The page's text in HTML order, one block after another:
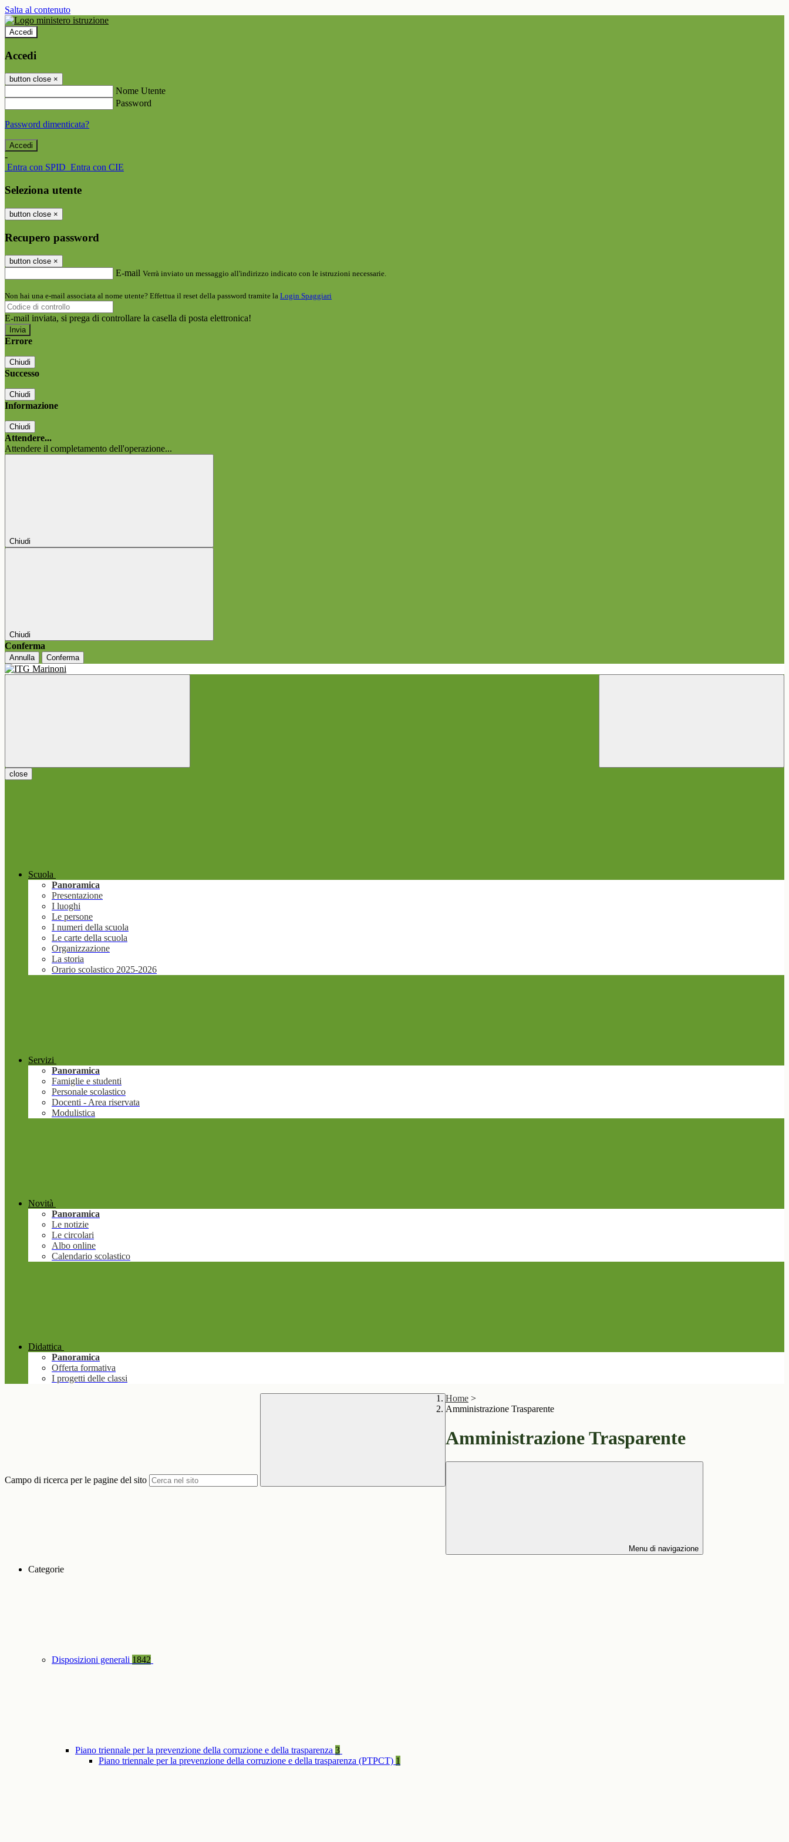
Salta al contenuto
Accedi
Accedi
button close ×
Nome Utente
Password
Password dimenticata?
-
Entra con SPID Entra con CIE
Seleziona utente
button close ×
Recupero password
button close ×
E-mail Verrà inviato un messaggio all'indirizzo indicato con le istruzioni necessarie.
Non hai una e-mail associata al nome utente? Effettua il reset della password tramite la Login Spaggiari
E-mail inviata, si prega di controllare la casella di posta elettronica!
Errore
Chiudi
Successo
Chiudi
Informazione
Chiudi
Attendere...
Attendere il completamento dell'operazione...
Chiudi
Chiudi
Conferma
Annulla Conferma
close
Scuola
Panoramica
Presentazione
I luoghi
Le persone
I numeri della scuola
Le carte della scuola
Organizzazione
La storia
Orario scolastico 2025-2026
Servizi
Panoramica
Famiglie e studenti
Personale scolastico
Docenti - Area riservata
Modulistica
Novità
Panoramica
Le notizie
Le circolari
Albo online
Calendario scolastico
Didattica
Panoramica
Offerta formativa
I progetti delle classi
Campo di ricerca per le pagine del sito
Home >
Amministrazione Trasparente
Amministrazione Trasparente
Menu di navigazione
Categorie
Disposizioni generali 1842
Piano triennale per la prevenzione della corruzione e della trasparenza 3
Piano triennale per la prevenzione della corruzione e della trasparenza (PTPCT) 1